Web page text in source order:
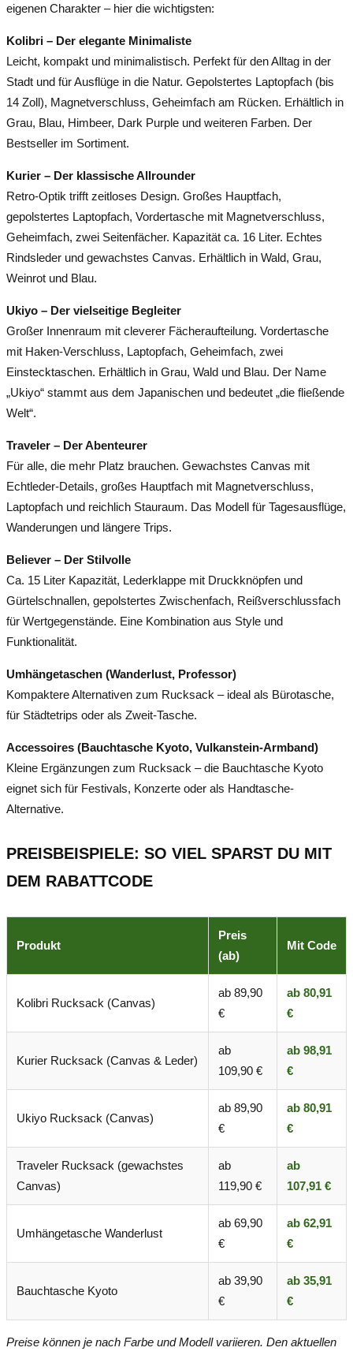
eigenen Charakter – hier die wichtigsten:
Kolibri – Der elegante Minimaliste
Leicht, kompakt und minimalistisch. Perfekt für den Alltag in der
Stadt und für Ausflüge in die Natur. Gepolstertes Laptopfach (bis
14 Zoll), Magnetverschluss, Geheimfach am Rücken. Erhältlich in
Grau, Blau, Himbeer, Dark Purple und weiteren Farben. Der
Bestseller im Sortiment.
Kurier – Der klassische Allrounder
Retro-Optik trifft zeitloses Design. Großes Hauptfach,
gepolstertes Laptopfach, Vordertasche mit Magnetverschluss,
Geheimfach, zwei Seitenfächer. Kapazität ca. 16 Liter. Echtes
Rindsleder und gewachstes Canvas. Erhältlich in Wald, Grau,
Weinrot und Blau.
Ukiyo – Der vielseitige Begleiter
Großer Innenraum mit cleverer Fächeraufteilung. Vordertasche
mit Haken-Verschluss, Laptopfach, Geheimfach, zwei
Einstecktaschen. Erhältlich in Grau, Wald und Blau. Der Name
„Ukiyo“ stammt aus dem Japanischen und bedeutet „die fließende
Welt“.
Traveler – Der Abenteurer
Für alle, die mehr Platz brauchen. Gewachstes Canvas mit
Echtleder-Details, großes Hauptfach mit Magnetverschluss,
Laptopfach und reichlich Stauraum. Das Modell für Tagesausflüge,
Wanderungen und längere Trips.
Believer – Der Stilvolle
Ca. 15 Liter Kapazität, Lederklappe mit Druckknöpfen und
Gürtelschnallen, gepolstertes Zwischenfach, Reißverschlussfach
für Wertgegenstände. Eine Kombination aus Style und
Funktionalität.
Umhängetaschen (Wanderlust, Professor)
Kompaktere Alternativen zum Rucksack – ideal als Bürotasche,
für Städtetrips oder als Zweit-Tasche.
Accessoires (Bauchtasche Kyoto, Vulkanstein-Armband)
Kleine Ergänzungen zum Rucksack – die Bauchtasche Kyoto
eignet sich für Festivals, Konzerte oder als Handtasche-
Alternative.
PREISBEISPIELE: SO VIEL SPARST DU MIT
DEM RABATTCODE
Produkt
Preis
(ab)
Mit Code
Kolibri Rucksack (Canvas)
ab 89,90
€
ab 80,91
€
Kurier Rucksack (Canvas & Leder)
ab
109,90 €
ab 98,91
€
Ukiyo Rucksack (Canvas)
ab 89,90
€
ab 80,91
€
Traveler Rucksack (gewachstes
Canvas)
ab
119,90 €
ab
107,91 €
Umhängetasche Wanderlust
ab 69,90
€
ab 62,91
€
Bauchtasche Kyoto
ab 39,90
€
ab 35,91
€
Preise können je nach Farbe und Modell variieren. Den aktuellen